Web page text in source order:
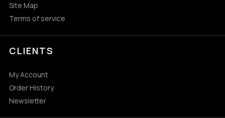
Site Map
Terms of service
CLIENTS
My Account
Order History
Newsletter